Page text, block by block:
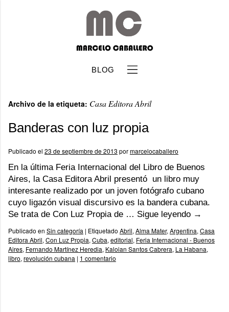
BLOG
Archivo de la etiqueta: Casa Editora Abril
Banderas con luz propia
Publicado el 23 de septiembre de 2013 pormarcelocaballero
En la última Feria Internacional del Libro de Buenos
Aires, la Casa Editora Abril presentó un libro muy
interesante realizado por un joven fotógrafo cubano
cuyo ligazón visual discursivo es la bandera cubana.
Se trata de Con Luz Propia de … Sigue leyendo →
Publicado en Sin categoría | Etiquetado Abril, Alma Mater, Argentina, Casa
Editora Abril, Con Luz Propia, Cuba, editorial, Feria Internacional - Buenos
Aires, Fernando Martínez Heredia, Kaloian Santos Cabrera, La Habana,
libro, revolución cubana | 1 comentario